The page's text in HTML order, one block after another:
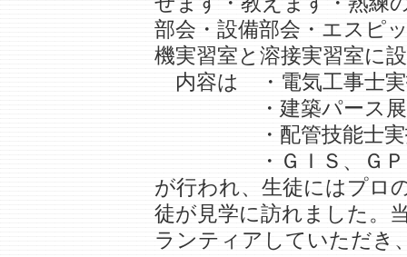
部会・設備部会・エスピ
機実習室と溶接実習室に
内容は ・電気工事士実
・建築パース展示
・配管技能士実技試
・ＧＩＳ、ＧＰＳ
が行われ、生徒にはプロ
徒が見学に訪れました。
ランティアしていただき